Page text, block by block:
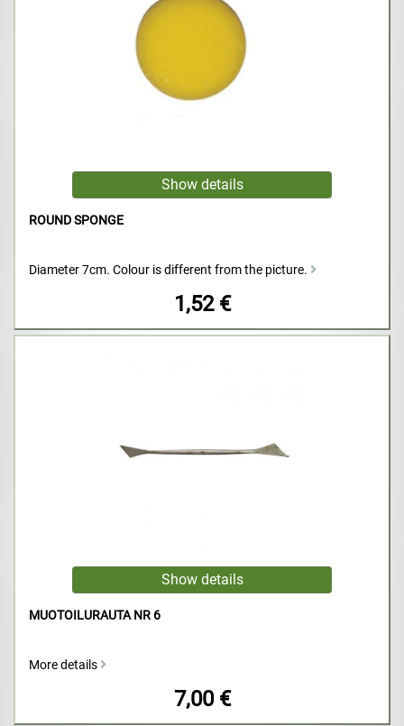
ROUND SPONGE
Diameter 7cm. Colour is different from the picture.
1,52 €
MUOTOILURAUTA NR 6
More details
7,00 €